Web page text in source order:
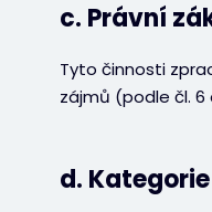
c. Právní
Tyto činnosti
zájmů (podle čl. 6
d.